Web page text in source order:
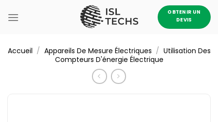
au
OBTENIR UN
DEVIS
Accueil / Appareils De Mesure Électriques / Utilisation Des
Compteurs D'énergie Électrique